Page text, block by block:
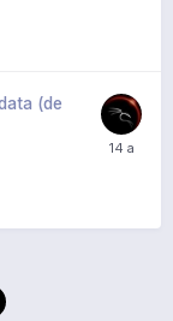
(de